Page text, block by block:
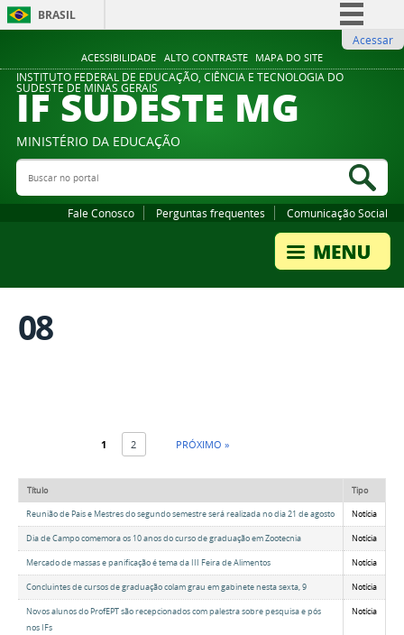
ACESSIBILIDADE ALTO CONTRASTE MAPA DO SITE
BRASIL
Comunica BR
Participe
Legislação
Acessar
INSTITUTO FEDERAL DE EDUCAÇÃO, CIÊNCIA E TECNOLOGIA DO
SUDESTE DE MINAS GERAIS
IF SUDESTE MG
MINISTÉRIO DA EDUCAÇÃO
Buscar no portal
Fale Conosco Perguntas frequentes Comunicação Social
08
1 2 PRÓXIMO »
Título Tipo
Reunião de Pais e Mestres do segundo semestre será realizada no dia 21 de agosto Notícia
Dia de Campo comemora os 10 anos do curso de graduação em Zootecnia Notícia
Mercado de massas e panificação é tema da III Feira de Alimentos Notícia
Concluintes de cursos de graduação colam grau em gabinete nesta sexta, 9 Notícia
Novos alunos do ProfEPT são recepcionados com palestra sobre pesquisa e pós
nos IFs
Notícia